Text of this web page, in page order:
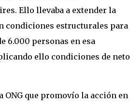
Ello llevaba a extender la
condiciones estructurales para
6.000 personas en esa
ello condiciones de neto
ONG que promovío la acción en